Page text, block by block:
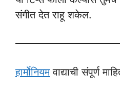
संगीत देत राहू शकेल.
हार्मोनियमवाद्याची संपूर्ण